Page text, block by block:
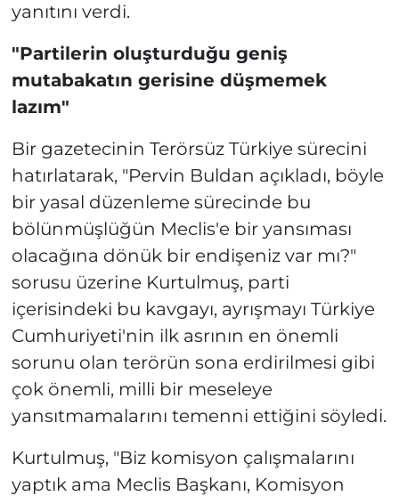
yanıtını verdi.
"Partilerin oluşturduğu geniş
mutabakatın gerisine düşmemek
lazım"
Bir gazetecinin Terörsüz Türkiye sürecini
hatırlatarak, "Pervin Buldan açıkladı, böyle
bir yasal düzenleme sürecinde bu
bölünmüşlüğün Meclis'e bir yansıması
olacağına dönük bir endişeniz var mı?"
sorusu üzerine Kurtulmuş, parti
içerisindeki bu kavgayı, ayrışmayı Türkiye
Cumhuriyeti'nin ilk asrının en önemli
sorunu olan terörün sona erdirilmesi gibi
çok önemli, milli bir meseleye
yansıtmamalarını temenni ettiğini söyledi.
Kurtulmuş, "Biz komisyon çalışmalarını
yaptık ama Meclis Başkanı, Komisyon